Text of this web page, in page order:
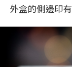
外盒的側邊印